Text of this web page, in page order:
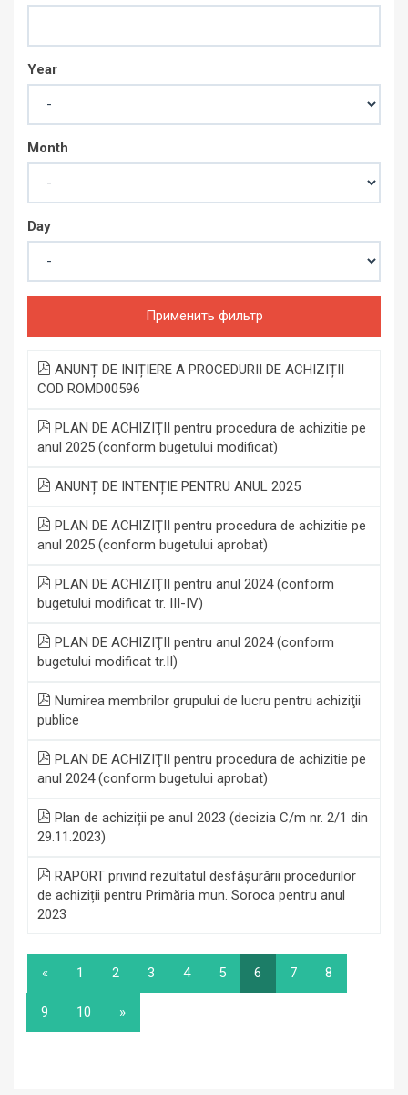
Year
Month
Day
Применить фильтр
ANUNȚ DE INIȚIERE A PROCEDURII DE ACHIZIȚII
COD ROMD00596
PLAN DE ACHIZIŢII pentru procedura de achizitie pe
anul 2025 (conform bugetului modificat)
ANUNȚ DE INTENȚIE PENTRU ANUL 2025
PLAN DE ACHIZIŢII pentru procedura de achizitie pe
anul 2025 (conform bugetului aprobat)
PLAN DE ACHIZIŢII pentru anul 2024 (conform
bugetului modificat tr. III-IV)
PLAN DE ACHIZIŢII pentru anul 2024 (conform
bugetului modificat tr.II)
Numirea membrilor grupului de lucru pentru achiziţii
publice
PLAN DE ACHIZIŢII pentru procedura de achizitie pe
anul 2024 (conform bugetului aprobat)
Plan de achiziții pe anul 2023 (decizia C/m nr. 2/1 din
29.11.2023)
RAPORT privind rezultatul desfășurării procedurilor
de achiziții pentru Primăria mun. Soroca pentru anul
2023
« 1 2 3 4 5 6 7 8
9 10 »